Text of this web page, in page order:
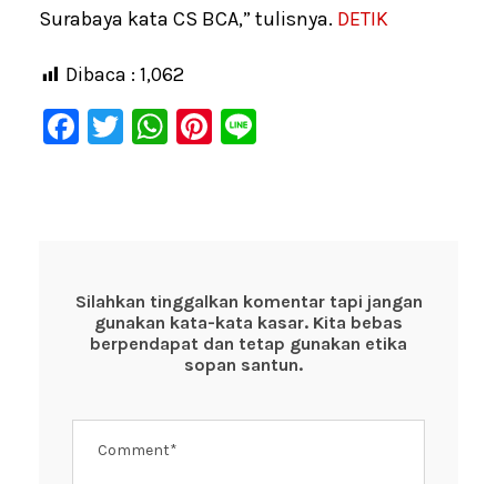
Surabaya kata CS BCA,” tulisnya. DETIK
Dibaca : 1,062
F
o
o
T
W
p
p
Pi
Silahkan tinggalkan komentar tapi jangan
gunakan kata-kata kasar. Kita bebas
berpendapat dan tetap gunakan etika
sopan santun.